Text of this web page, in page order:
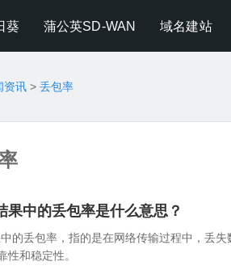
葵 蒲公英SD-WAN 域名建站
资讯 > 丢包率
果中的丢包率是什么意思？
的丢包率，指的是在网络传输过程中，丢
性和稳定性。